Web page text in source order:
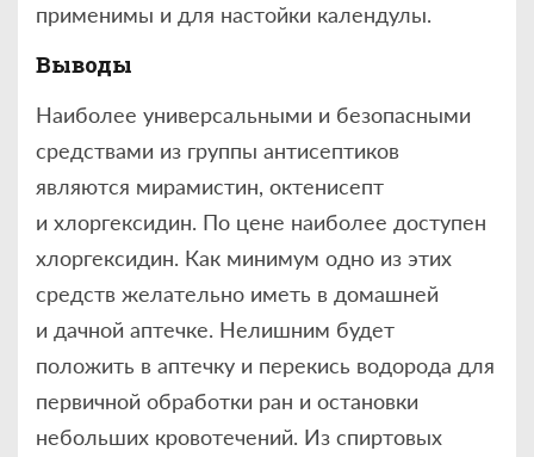
применимы и для настойки календулы.
Выводы
Наиболее универсальными и безопасными
средствами из группы антисептиков
являются мирамистин, октенисепт
и хлоргексидин. По цене наиболее доступен
хлоргексидин. Как минимум одно из этих
средств желательно иметь в домашней
и дачной аптечке. Нелишним будет
положить в аптечку и перекись водорода для
первичной обработки ран и остановки
небольших кровотечений. Из спиртовых